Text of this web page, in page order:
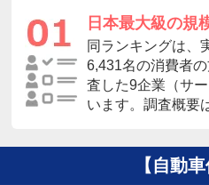
日本最大級の規
同ランキングは、
6,431名の消費者
査した9企業（サ
います。調査概要
【自動